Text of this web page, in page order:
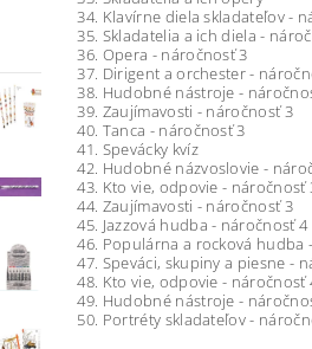
34. Klavírne diela skladateľov -
35. Skladatelia a ich diela -
36. Opera - náročnosť 3
37. Dirigent a orchester -
38. Hudobné nástroje -
39. Zaujímavosti - náročnosť 3
40. Tanca - náročnosť 3
41. Spevácky kvíz
42. Hudobné názvoslovie -
43. Kto vie, odpovie - náročnosť
44. Zaujímavosti - náročnosť 3
45. Jazzová hudba - náročnosť 4
46. Populárna a rocková hudba
47. Speváci, skupiny a piesne -
48. Kto vie, odpovie - náročnosť
49. Hudobné nástroje -
50. Portréty skladateľov -